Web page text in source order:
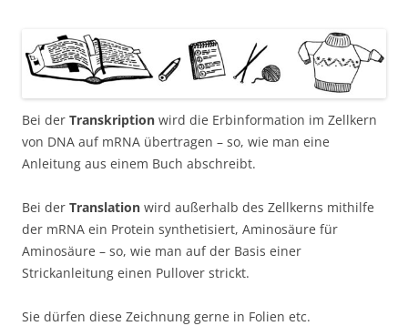
Bei der Transkription wird die Erbinformation im Zellkern
von DNA auf mRNA übertragen – so, wie man eine
Anleitung aus einem Buch abschreibt.
Bei der Translation wird außerhalb des Zellkerns mithilfe
der mRNA ein Protein synthetisiert, Aminosäure für
Aminosäure – so, wie man auf der Basis einer
Strickanleitung einen Pullover strickt.
Sie dürfen diese Zeichnung gerne in Folien etc.